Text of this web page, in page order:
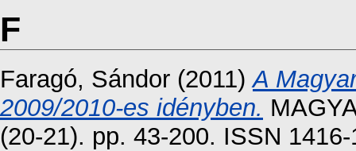
F
Faragó, Sándor (2011)A
2009/2010-es idényben.
(20-21). pp. 43-200. ISSN